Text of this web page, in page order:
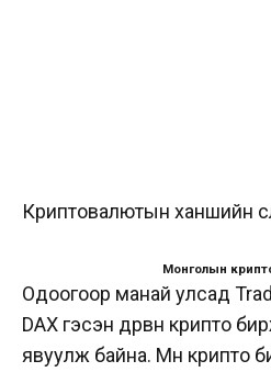
Криптовалютын ханшийн
Монголын
Одоогоор манай улсад
DAX гэсэн дөрвөн крипто
явуулж байна. Мөн крипто